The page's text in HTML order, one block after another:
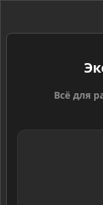
Всё для